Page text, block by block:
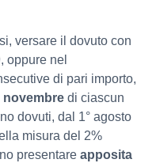
versare il dovuto con
oppure nel
di pari importo,
novembre di ciascun
dovuti, dal 1° agosto
misura del 2%
presentare apposita